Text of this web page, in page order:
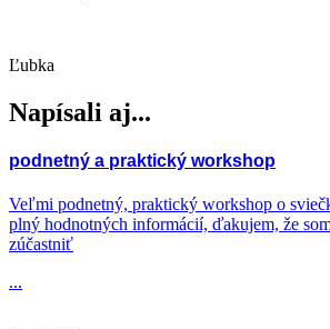
Ľubka
Napísali aj...
podnetný a praktický workshop
Veľmi podnetný, praktický workshop o
plný hodnotných informácií, ďakujem, že
zúčastniť
...